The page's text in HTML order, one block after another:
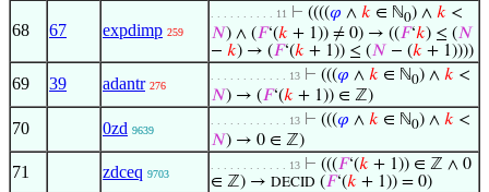
68 67 expdimp 259
. . . . . . . . . . 11 ⊢ ((((𝜑 ∧ 𝑘 ∈ ℕ0) ∧ 𝑘 <
𝑁) ∧ (𝐹‘(𝑘 + 1)) ≠ 0) → ((𝐹‘𝑘) ≤ (𝑁
− 𝑘) → (𝐹‘(𝑘 + 1)) ≤ (𝑁 − (𝑘 + 1))))
69 39 adantr 276
. . . . . . . . . . . . 13 ⊢ (((𝜑 ∧ 𝑘 ∈ ℕ0) ∧ 𝑘 <
𝑁) → (𝐹‘(𝑘 + 1)) ∈ ℤ)
70 0zd 9639
. . . . . . . . . . . . 13 ⊢ (((𝜑 ∧ 𝑘 ∈ ℕ0) ∧ 𝑘 <
𝑁) → 0 ∈ ℤ)
71 zdceq 9703
. . . . . . . . . . . . 13 ⊢ (((𝐹‘(𝑘 + 1)) ∈ ℤ ∧ 0
∈ ℤ) → DECID (𝐹‘(𝑘 + 1)) = 0)